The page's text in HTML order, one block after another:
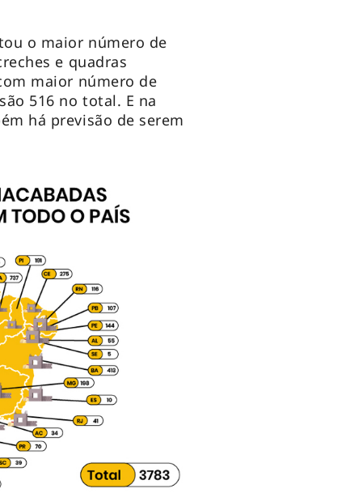
o maior número de
e quadras
maior número de
516 no total. E na
há previsão de serem